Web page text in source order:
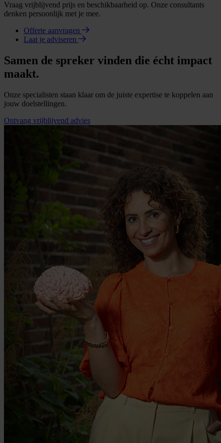
Vraag vrijblijvend prijs en beschikbaarheid op. Onze consultants
denken persoonlijk met je mee.
Offerte aanvragen
Laat je adviseren
Samen de spreker vinden die écht impact
maakt.
Onze specialisten staan klaar om de juiste expertise te koppelen aan
jouw doelstellingen.
Ontvang vrijblijvend advies